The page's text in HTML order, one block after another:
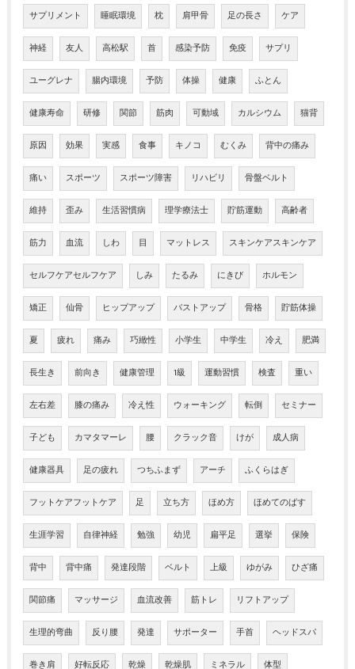
サプリメント 睡眠環境 枕 肩甲骨 足の長さ ケア
神経 友人 高松駅 首 感染予防 免疫 サプリ
ユーグレナ 腸内環境 予防 体操 健康 ふとん
健康寿命 研修 関節 筋肉 可動域 カルシウム 猫背
原因 効果 実感 食事 キノコ むくみ 背中の痛み
痛い スポーツ スポーツ障害 リハビリ 骨盤ベルト
維持 歪み 生活習慣病 理学療法士 貯筋運動 高齢者
筋力 血流 しわ 目 マットレス スキンケアスキンケア
セルフケアセルフケア しみ たるみ にきび ホルモン
矯正 仙骨 ヒップアップ バストアップ 骨格 貯筋体操
夏 疲れ 痛み 巧緻性 小学生 中学生 冷え 肥満
長生き 前向き 健康管理 1級 運動習慣 検査 重い
左右差 膝の痛み 冷え性 ウォーキング 転倒 セミナー
子ども カマタマーレ 腰 クラック音 けが 成人病
健康器具 足の疲れ つちふまず アーチ ふくらはぎ
フットケアフットケア 足 立ち方 ほめ方 ほめてのばす
生涯学習 自律神経 勉強 幼児 扁平足 選挙 保険
背中 背中痛 発達段階 ベルト 上級 ゆがみ ひざ痛
関節痛 マッサージ 血流改善 筋トレ リフトアップ
生理的弯曲 反り腰 発達 サポーター 手首 ヘッドスパ
巻き肩 好転反応 乾燥 乾燥肌 ミネラル 体型